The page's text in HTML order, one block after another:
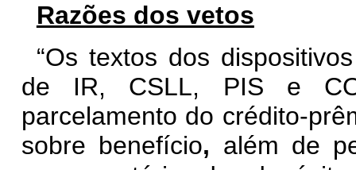
Razões dos vetos
“Os textos dos
de IR, CSLL, PIS e
parcelamento do crédito-
sobre benefício, além de